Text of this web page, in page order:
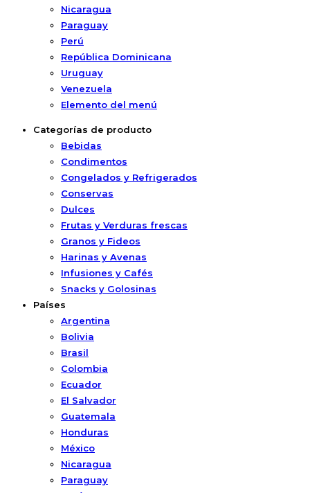
Nicaragua
Paraguay
Perú
República Dominicana
Uruguay
Venezuela
Elemento del menú
Categorías de producto
Bebidas
Condimentos
Congelados y Refrigerados
Conservas
Dulces
Frutas y Verduras frescas
Granos y Fideos
Harinas y Avenas
Infusiones y Cafés
Snacks y Golosinas
Países
Argentina
Bolivia
Brasil
Colombia
Ecuador
El Salvador
Guatemala
Honduras
México
Nicaragua
Paraguay